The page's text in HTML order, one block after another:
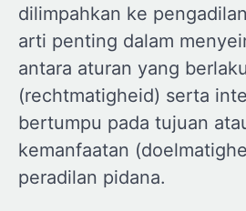
dilimpahkan ke
arti penting dalam
antara aturan yang berlaku
(rechtmatigheid) serta
bertumpu pada tujuan
kemanfaatan
peradilan pidana.